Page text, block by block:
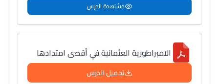
مشاهدة الدرس
الامبراطورية العثمانية في أقصى امتدادها
تحميل الدرس